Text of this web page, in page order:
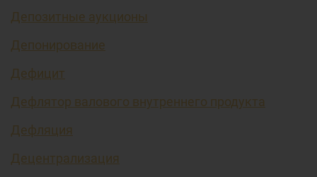
Депозитные аукционы
Депонирование
Дефицит
Дефлятор валового внутреннего продукта
Дефляция
Децентрализация